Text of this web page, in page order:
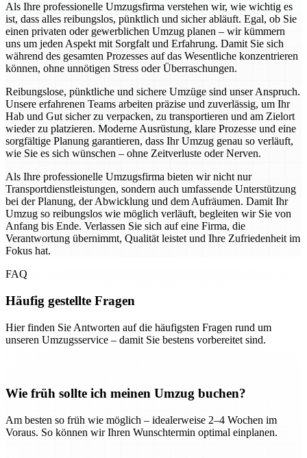
Als Ihre professionelle Umzugsfirma verstehen wir, wie wichtig es
ist, dass alles reibungslos, pünktlich und sicher abläuft. Egal, ob Sie
einen privaten oder gewerblichen Umzug planen – wir kümmern
uns um jeden Aspekt mit Sorgfalt und Erfahrung. Damit Sie sich
während des gesamten Prozesses auf das Wesentliche konzentrieren
können, ohne unnötigen Stress oder Überraschungen.
Reibungslose, pünktliche und sichere Umzüge sind unser Anspruch.
Unsere erfahrenen Teams arbeiten präzise und zuverlässig, um Ihr
Hab und Gut sicher zu verpacken, zu transportieren und am Zielort
wieder zu platzieren. Moderne Ausrüstung, klare Prozesse und eine
sorgfältige Planung garantieren, dass Ihr Umzug genau so verläuft,
wie Sie es sich wünschen – ohne Zeitverluste oder Nerven.
Als Ihre professionelle Umzugsfirma bieten wir nicht nur
Transportdienstleistungen, sondern auch umfassende Unterstützung
bei der Planung, der Abwicklung und dem Aufräumen. Damit Ihr
Umzug so reibungslos wie möglich verläuft, begleiten wir Sie von
Anfang bis Ende. Verlassen Sie sich auf eine Firma, die
Verantwortung übernimmt, Qualität leistet und Ihre Zufriedenheit im
Fokus hat.
FAQ
Häufig gestellte Fragen
Hier finden Sie Antworten auf die häufigsten Fragen rund um
unseren Umzugsservice – damit Sie bestens vorbereitet sind.
Wie früh sollte ich meinen Umzug buchen?
Am besten so früh wie möglich – idealerweise 2–4 Wochen im
Voraus. So können wir Ihren Wunschtermin optimal einplanen.